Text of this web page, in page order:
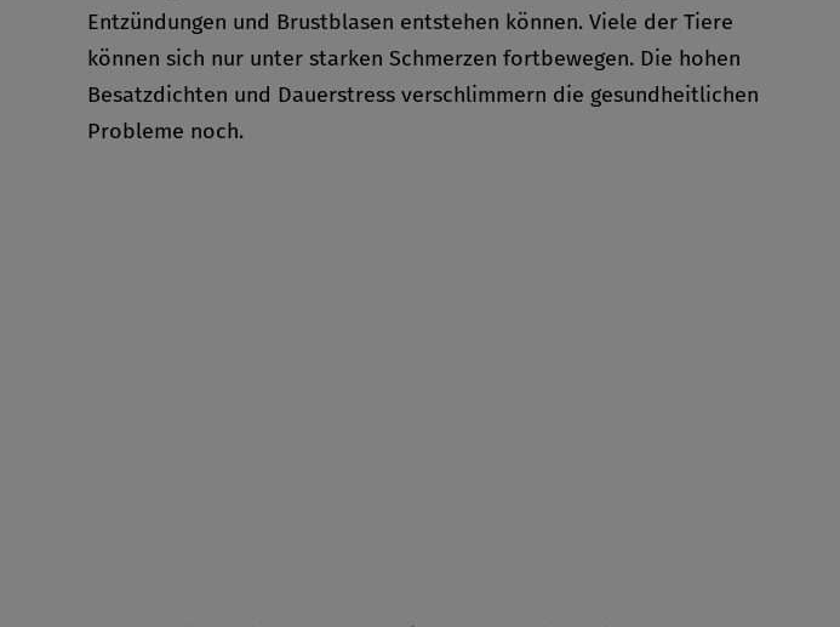
Entzündungen und Brustblasen entstehen können. Viele der Tiere
können sich nur unter starken Schmerzen fortbewegen. Die hohen
Besatzdichten und Dauerstress verschlimmern die gesundheitlichen
Probleme noch.